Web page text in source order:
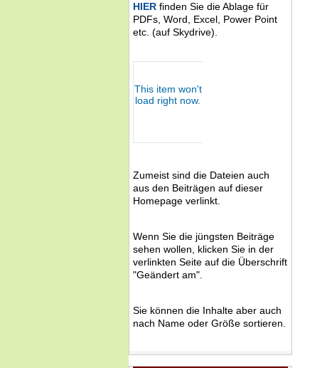
HIER finden Sie die Ablage für
PDFs, Word, Excel, Power Point
etc. (auf Skydrive).
Zumeist sind die Dateien auch
aus den Beiträgen auf dieser
Homepage verlinkt.
Wenn Sie die jüngsten Beiträge
sehen wollen, klicken Sie in der
verlinkten Seite auf die Überschrift
"Geändert am".
Sie können die Inhalte aber auch
nach Name oder Größe sortieren.